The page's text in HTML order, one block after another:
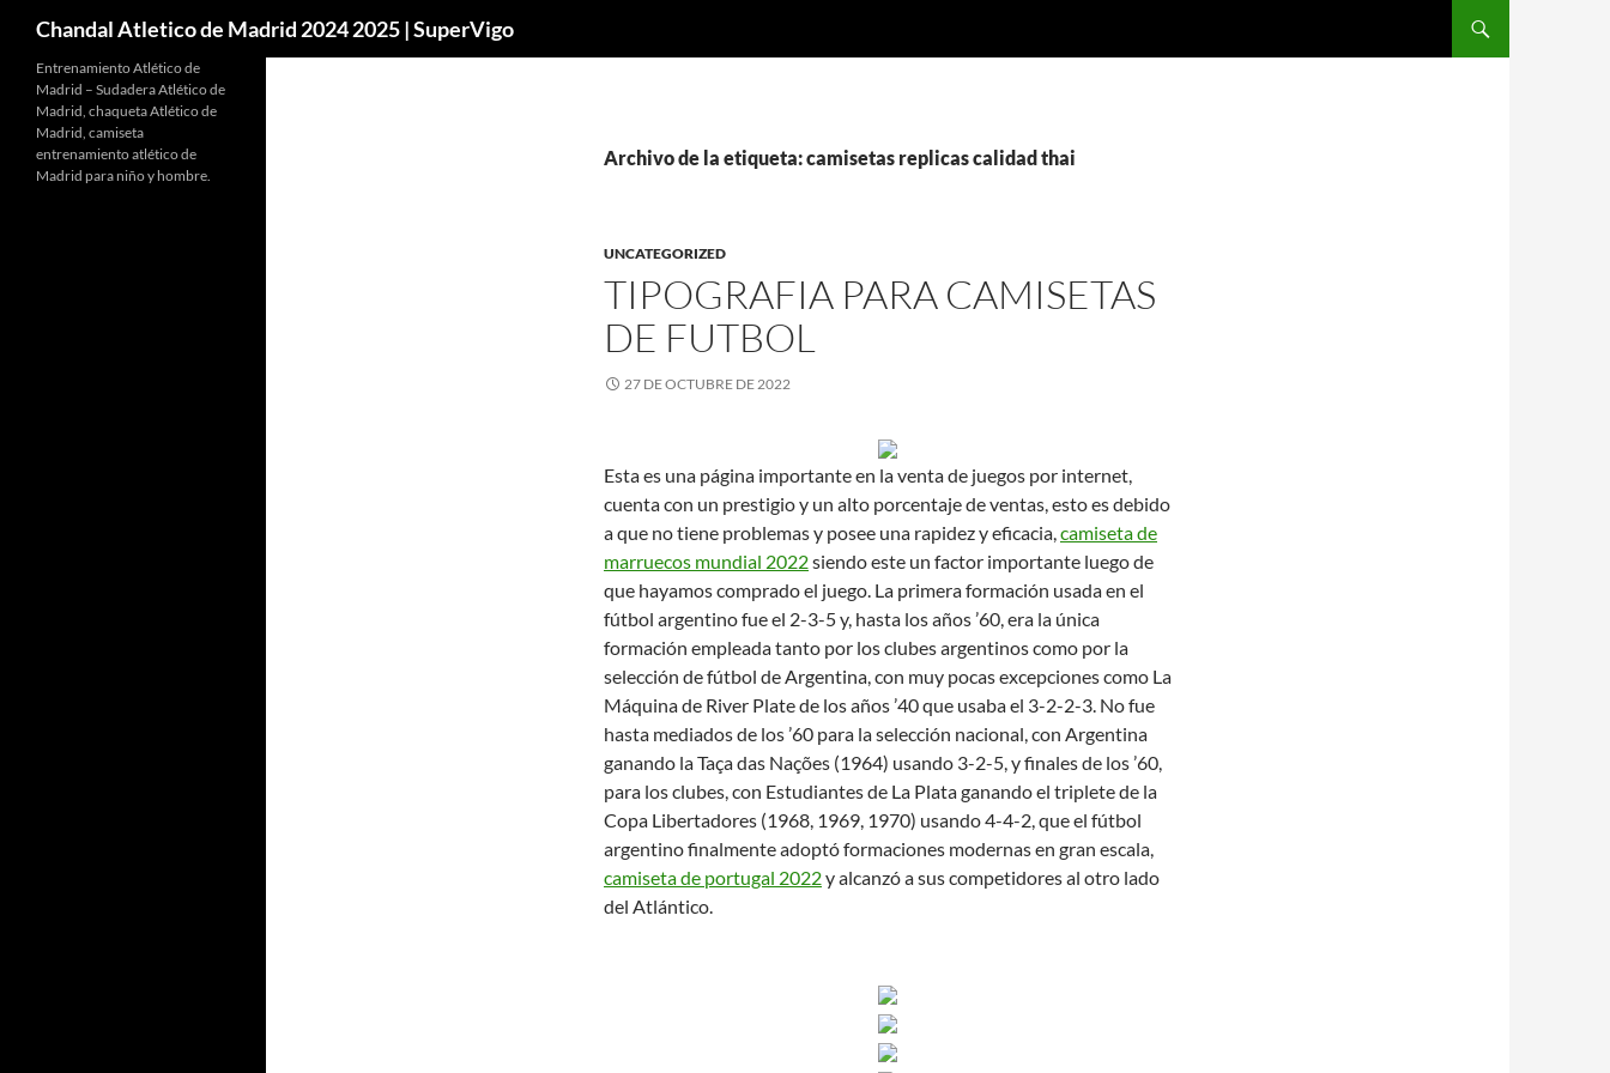
Chandal Atletico de Madrid 2024 2025 | SuperVigo
Archivo de la etiqueta: camisetas replicas calidad thai
UNCATEGORIZED
TIPOGRAFIA PARA CAMISETAS
DE FUTBOL
27 DE OCTUBRE DE 2022
Esta es una página importante en la venta de juegos por internet,
cuenta con un prestigio y un alto porcentaje de ventas, esto es debido
a que no tiene problemas y posee una rapidez y eficacia,camiseta de
marruecos mundial 2022siendo este un factor importante luego de
que hayamos comprado el juego. La primera formación usada en el
fútbol argentino fue el 2-3-5 y, hasta los años ’60, era la única
formación empleada tanto por los clubes argentinos como por la
selección de fútbol de Argentina, con muy pocas excepciones como La
Máquina de River Plate de los años ’40 que usaba el 3-2-2-3. No fue
hasta mediados de los ’60 para la selección nacional, con Argentina
ganando la Taça das Nações (1964) usando 3-2-5, y finales de los ’60,
para los clubes, con Estudiantes de La Plata ganando el triplete de la
Copa Libertadores (1968, 1969, 1970) usando 4-4-2, que el fútbol
argentino finalmente adoptó formaciones modernas en gran escala,
camiseta de portugal 2022y alcanzó a sus competidores al otro lado
del Atlántico.
Entrenamiento Atlético de
Madrid – Sudadera Atlético de
Madrid, chaqueta Atlético de
Madrid, camiseta
entrenamiento atlético de
Madrid para niño y hombre.